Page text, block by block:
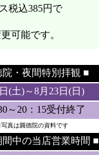
税込385円で
可能です。
・ 夜間特別拝観 ■
(土)～8月23日(日)
～20：15受付終了
真は圓徳院の資料です
間中の当店営業時間 ■